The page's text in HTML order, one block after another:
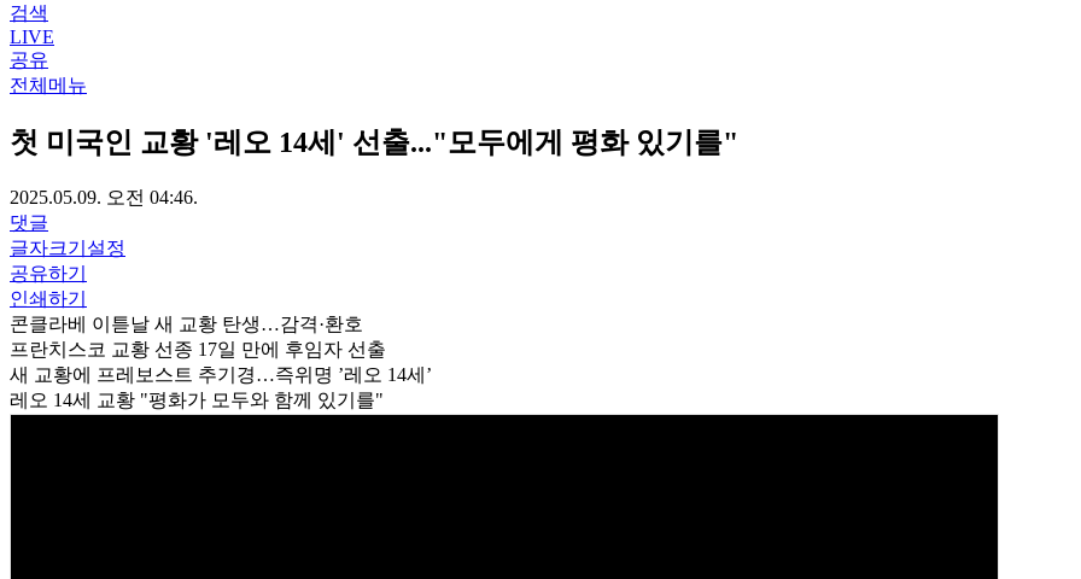
검색
LIVE
공유
전체메뉴
첫 미국인 교황 '레오 14세' 선출..."모두에게 평화 있기를"
2025.05.09. 오전 04:46.
댓글
글자크기설정
공유하기
인쇄하기
콘클라베 이튿날 새 교황 탄생…감격·환호
프란치스코 교황 선종 17일 만에 후임자 선출
새 교황에 프레보스트 추기경…즉위명 ’레오 14세’
레오 14세 교황 "평화가 모두와 함께 있기를"